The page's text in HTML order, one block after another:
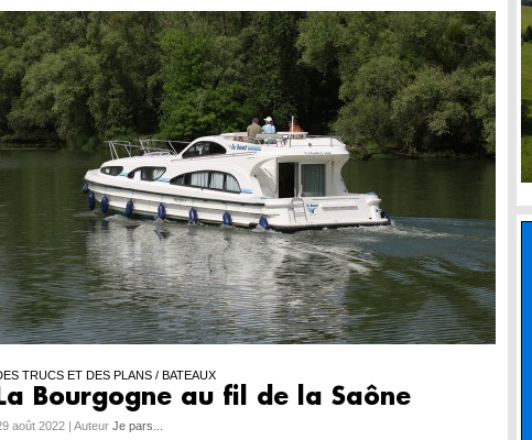
TRUCS ET DES PLANS / BATEAUX
La Bourgogne au fil de la Saône
août 2022 | Auteur Je pars...